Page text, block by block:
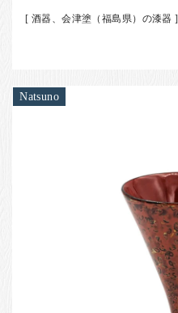
[ 酒器、会津塗（福島県）の漆器 ]
Natsuno